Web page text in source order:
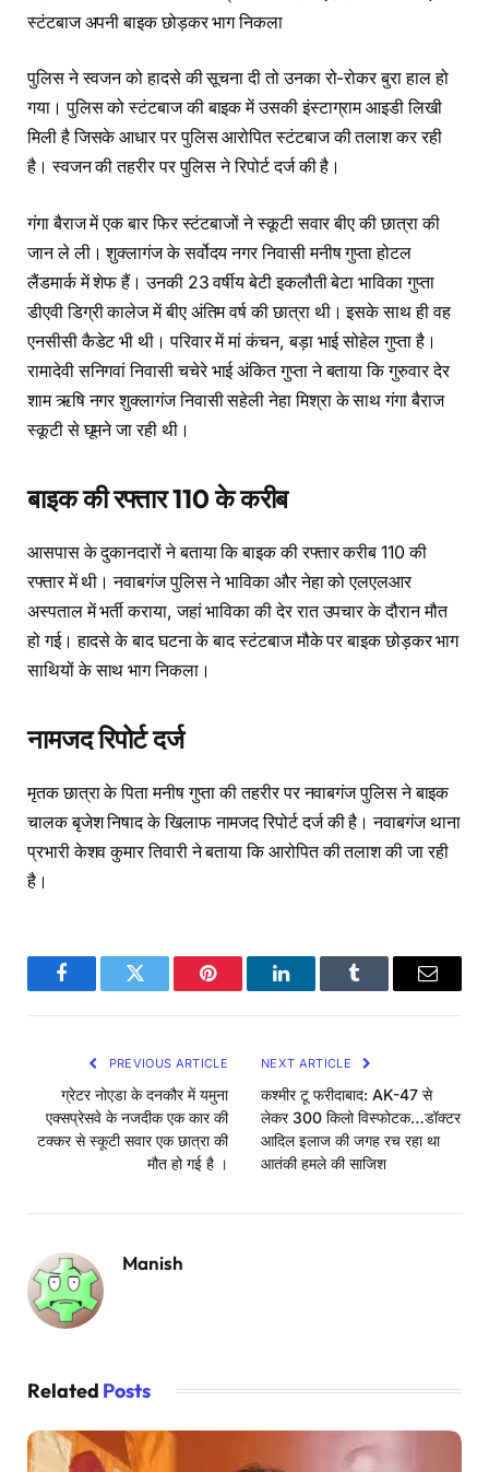
स्टंटबाज अपनी बाइक छोड़कर भाग निकला
पुलिस ने स्वजन को हादसे की सूचना दी तो उनका रो-रोकर बुरा हाल हो
गया। पुलिस को स्टंटबाज की बाइक में उसकी इंस्टाग्राम आइडी लिखी
मिली है जिसके आधार पर पुलिस आरोपित स्टंटबाज की तलाश कर रही
है। स्वजन की तहरीर पर पुलिस ने रिपोर्ट दर्ज की है।
गंगा बैराज में एक बार फिर स्टंटबाजों ने स्कूटी सवार बीए की छात्रा की
जान ले ली। शुक्लागंज के सर्वोदय नगर निवासी मनीष गुप्ता होटल
लैंडमार्क में शेफ हैं। उनकी 23 वर्षीय बेटी इकलौती बेटा भाविका गुप्ता
डीएवी डिग्री कालेज में बीए अंतिम वर्ष की छात्रा थी। इसके साथ ही वह
एनसीसी कैडेट भी थी। परिवार में मां कंचन, बड़ा भाई सोहेल गुप्ता है।
रामादेवी सनिगवां निवासी चचेरे भाई अंकित गुप्ता ने बताया कि गुरुवार देर
शाम ऋषि नगर शुक्लागंज निवासी सहेली नेहा मिश्रा के साथ गंगा बैराज
स्कूटी से घूमने जा रही थी।
बाइक की रफ्तार 110 के करीब
आसपास के दुकानदारों ने बताया कि बाइक की रफ्तार करीब 110 की
रफ्तार में थी। नवाबगंज पुलिस ने भाविका और नेहा को एलएलआर
अस्पताल में भर्ती कराया, जहां भाविका की देर रात उपचार के दौरान मौत
हो गई। हादसे के बाद घटना के बाद स्टंटबाज मौके पर बाइक छोड़कर भाग
साथियों के साथ भाग निकला।
नामजद रिपोर्ट दर्ज
मृतक छात्रा के पिता मनीष गुप्ता की तहरीर पर नवाबगंज पुलिस ने बाइक
चालक बृजेश निषाद के खिलाफ नामजद रिपोर्ट दर्ज की है। नवाबगंज थाना
प्रभारी केशव कुमार तिवारी ने बताया कि आरोपित की तलाश की जा रही
है।
FacebookTwitter Pinterest LinkedInTumblr Email
PREVIOUS ARTICLE
ग्रेटर नोएडा के दनकौर में यमुना
एक्सप्रेसवे के नजदीक एक कार की
टक्कर से स्कूटी सवार एक छात्रा की
मौत हो गई है ।
NEXT ARTICLE
कश्मीर टू फरीदाबाद: AK-47 से
लेकर 300 किलो विस्फोटक…डॉक्टर
आदिल इलाज की जगह रच रहा था
आतंकी हमले की साजिश
Manish
Related Posts